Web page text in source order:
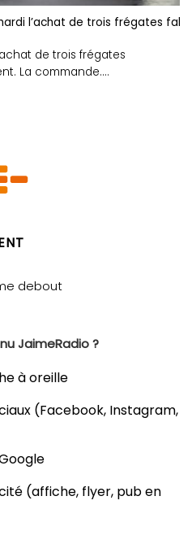
l’achat de trois frégates
de trois frégates
La commande....
JaimeRadio ?
à oreille
(Facebook, Instagram,
(affiche, flyer, pub en